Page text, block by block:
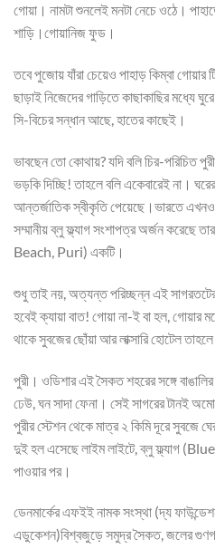
গোয়া। নামটা শুনলেই মনটা নেচে ওঠে।
শাড়ি।গোয়ানিজ ফুড।
তবে পুজোয় যাঁরা চেয়েও পাহাড় কিম্বা গোয়ার
ছাড়াই নিজেদের গাড়িতে কাছাকাছির মধ্যে
সি-বিচের সন্ধান আছে, হাতের কাছেই।
ভাবছেন তো কোথায়? যদি বলি চির-পরিচিত
ভড়কি দিচ্ছি! তাহলে বলি একেবারেই না।
আন্তর্জাতিক স্বীকৃতি পেয়েছে।ভারতে
সম্মানীয় ব্লু ফ্ল্যাগ সংশাপত্র অর্জন করেছে
Beach, Puri) একটি।
শুধু তাই নয়, অত্যন্ত পরিচ্ছন্ন এই
হবেই ক্যায়া বাত! গোয়া না-ই বা হল, গোয়ার
থাকে সুবজের ছোঁয়া আর লাক্সারি হোটেল
পুরী। ওডিশার এই সৈকত শহরের সঙ্গে
ঢেউ, ঘন সাদা ফেনা। সেই সাগরের টানই
পুরীর স্টেশন থেকে মাত্র ২ কিমি দূরে সুবজে
দুই হল এসেছে লাইম লাইটে, ব্লু ফ্ল্যাগ
পাওয়ার পর।
ডেনমার্কের এফইই নামক সংস্থা (দ্য
এডুকেশন)বিশ্বজুড়ে সমুদ্র সৈকত, জলের